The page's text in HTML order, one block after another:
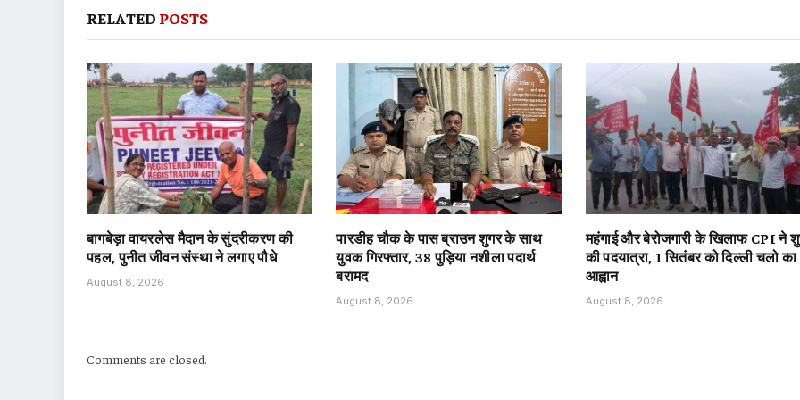
RELATED POSTS
बागबेड़ा वायरलेस मैदान के सुंदरीकरण की
पहल, पुनीत जीवन संस्था ने लगाए पौधे
August 8, 2026
पारडीह चौक के पास ब्राउन शुगर के साथ
युवक गिरफ्तार, 38 पुड़िया नशीला पदार्थ
बरामद
August 8, 2026
महंगाई और बेरोजगारी के खिलाफ CPI ने
की पदयात्रा, 1 सितंबर को दिल्ली चलो का
आह्वान
August 8, 2026
Comments are closed.